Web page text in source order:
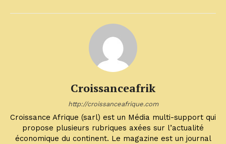
Croissanceafrik
http://croissanceafrique.com
Croissance Afrique (sarl) est un Média multi-support qui
propose plusieurs rubriques axées sur l’actualité
économique du continent. Le magazine est un journal